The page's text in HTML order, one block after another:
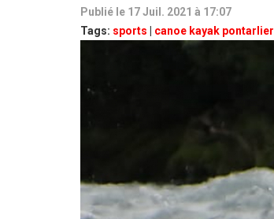
Publié le 17 Juil. 2021 à 17:07
Tags: sports canoe kayak pontarlier